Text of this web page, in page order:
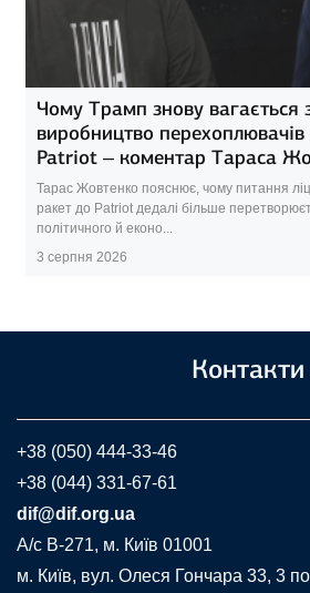
Чому Трамп знову вагається
виробництво
Patriot – коментар Тараса
Тарас Жовтенко пояснює, чому питання
ракет до Patriot дедалі більше
політичного й еконо...
3 серпня 2026
Контакти
+38 (050) 444-33-46
+38 (044) 331-67-61
dif@dif.org.ua
A/c В-271, м. Київ 01001
м. Київ, вул. Олеся Гончара 33, 3